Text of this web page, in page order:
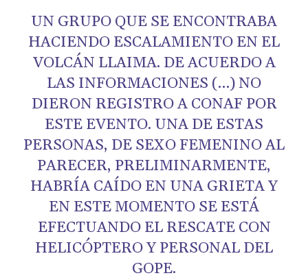
UN GRUPO QUE SE ENCONTRABA
HACIENDO ESCALAMIENTO EN EL
VOLCÁN LLAIMA. DE ACUERDO A
LAS INFORMACIONES (…) NO
DIERON REGISTRO A CONAF POR
ESTE EVENTO. UNA DE ESTAS
PERSONAS, DE SEXO FEMENINO AL
PARECER, PRELIMINARMENTE,
HABRÍA CAÍDO EN UNA GRIETA Y
EN ESTE MOMENTO SE ESTÁ
EFECTUANDO EL RESCATE CON
HELICÓPTERO Y PERSONAL DEL
GOPE.